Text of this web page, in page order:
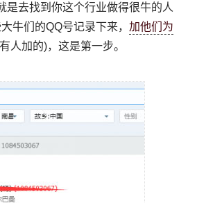
是去找到你这个行业做得很牛的人
牛们的QQ号记录下来，加他们为
人加的)，这是第一步。